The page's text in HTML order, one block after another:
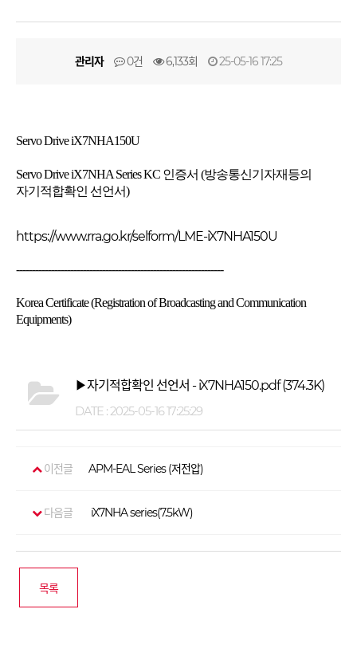
관리자 0건 6,133회 25-05-16 17:25
Servo Drive iX7NHA150U
Servo Drive iX7NHA Series KC 인증서 (방송통신기자재등의
자기적합확인 선언서)
https://www.rra.go.kr/selform/LME-iX7NHA150U
-----------------------------------------------------------------
Korea Certificate (Registration of Broadcasting and Communication
Equipments)
▶자기적합확인 선언서 - iX7NHA150.pdf(374.3K)
DATE : 2025-05-16 17:25:29
이전글 APM-EAL Series (저전압)
다음글 iX7NHA series(7.5kW)
목록